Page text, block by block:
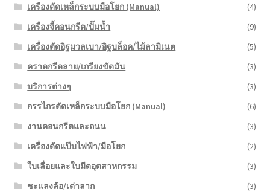
เครืองดัดเหล็กระบบมือโยก (Manual)
(4)
เครื่องจี้คอนกรีต/ปั๊มน้ำ
(9)
เครื่องตัดอิฐมวลเบา/อิฐบล็อค/ไม้ลามิเนต
(5)
คราดกรีดลาย/เกรียงขัดมัน
(3)
บริการต่างๆ
(3)
กรรไกรตัดเหล็กระบบมือโยก (Manual)
(6)
งานคอนกรีตและถนน
(3)
เครื่องดัดแป๊บไฟฟ้า/มือโยก
(2)
ใบเลื่อยและใบมีดอุตสาหกรรม
(3)
ชะแลงล้อ/เต่าลาก
(3)